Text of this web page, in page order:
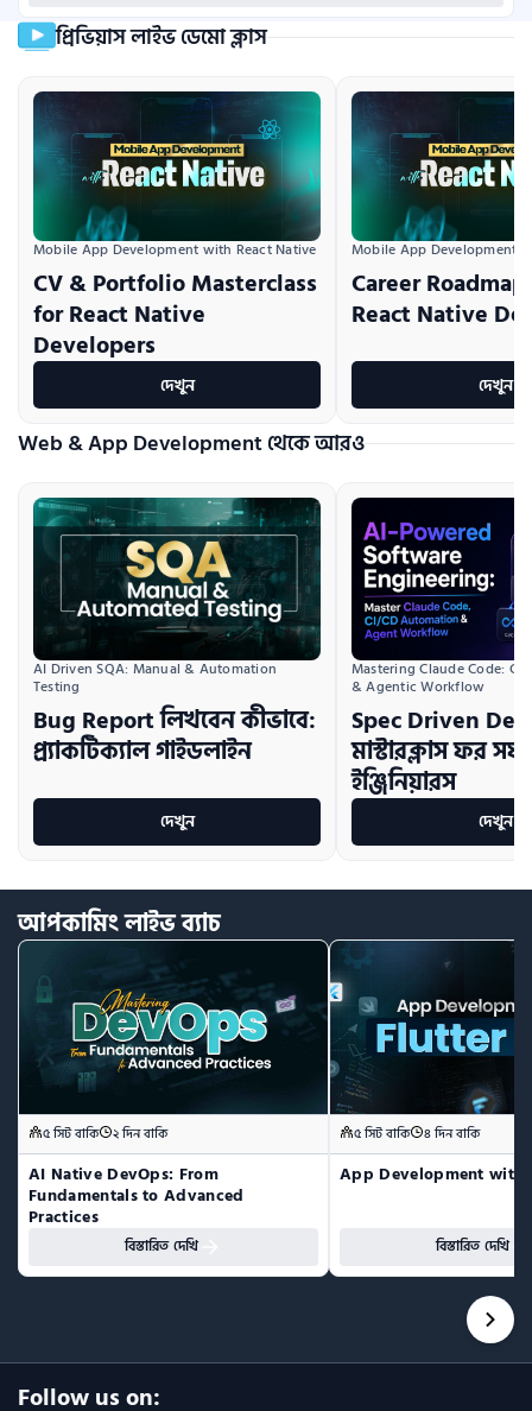
প্রিভিয়াস লাইভ ডেমো ক্লাস
Mobile App Development with React Native
CV & Portfolio Masterclass
for React Native
Developers
দেখুন
Mobile App Development
Career
React Native
দেখুন
Web & App Development থেকে আরও
AI Driven SQA: Manual & Automation
Testing
Bug Report লিখবেন কীভাবে:
প্র্যাকটিক্যাল গাইডলাইন
দেখুন
Mastering Claude Code:
& Agentic Workflow
Spec Driven
মাস্টারক্লাস ফর
ইঞ্জিনিয়ারস
দেখুন
আপকামিংলাইভব্যাচ
৫ সিট বাকি ২ দিন বাকি
AI Native DevOps: From
Fundamentals to Advanced
Practices
বিস্তারিত দেখি
৫ সিট বাকি ৪ দিন বাকি
App Development with
বিস্তারিত দেখি
Follow us on: